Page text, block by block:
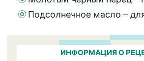
Подсолнечное масло –
ИНФОРМАЦИЯ О